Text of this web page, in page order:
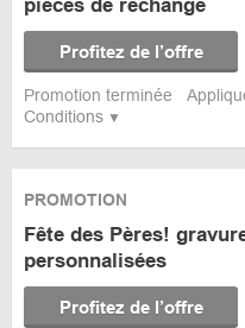
Conditions
pièces de rechange
Profitez de l’offre
Promotion terminée
PROMOTION
Fête des Pères!
personnalisées
Profitez de l’offre